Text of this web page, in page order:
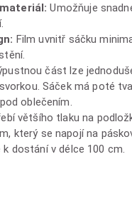
Umožňuje
Film uvnitř sáčku
část lze
Sáček má poté
oblečením.
většího tlaku na
který se napojí na
k dostání v délce 100 cm.